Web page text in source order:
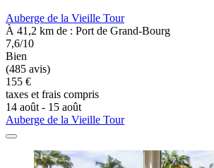
Auberge de la Vieille Tour
À 41,2 km de : Port de Grand-Bourg
7,6/10
Bien
(485 avis)
155 €
taxes et frais compris
14 août - 15 août
Auberge de la Vieille Tour